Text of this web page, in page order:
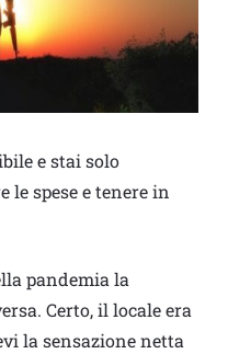
e stai solo
le spese e tenere in
pandemia la
Certo, il locale era
la sensazione netta